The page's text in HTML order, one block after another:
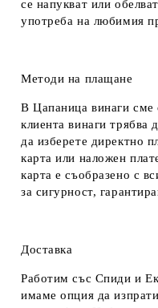
се напукват или
употреба на любимия
Методи на плащане
В Цапаница винаги сме
клиента винаги
да изберете директно
карта или наложен
карта е съобразено с
за сигурност,
Доставка
Работим със Спиди и
имаме опция да